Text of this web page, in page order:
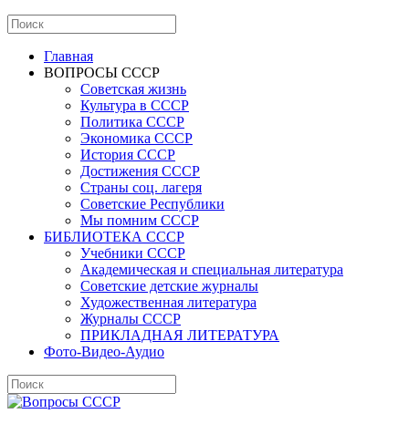
Главная
ВОПРОСЫ СССР
Советская жизнь
Культура в СССР
Политика СССР
Экономика СССР
История СССР
Достижения СССР
Страны соц. лагеря
Советские Республики
Мы помним СССР
БИБЛИОТЕКА СССР
Учебники СССР
Академическая и специальная литература
Советские детские журналы
Художественная литература
Журналы СССР
ПРИКЛАДНАЯ ЛИТЕРАТУРА
Фото-Видео-Аудио